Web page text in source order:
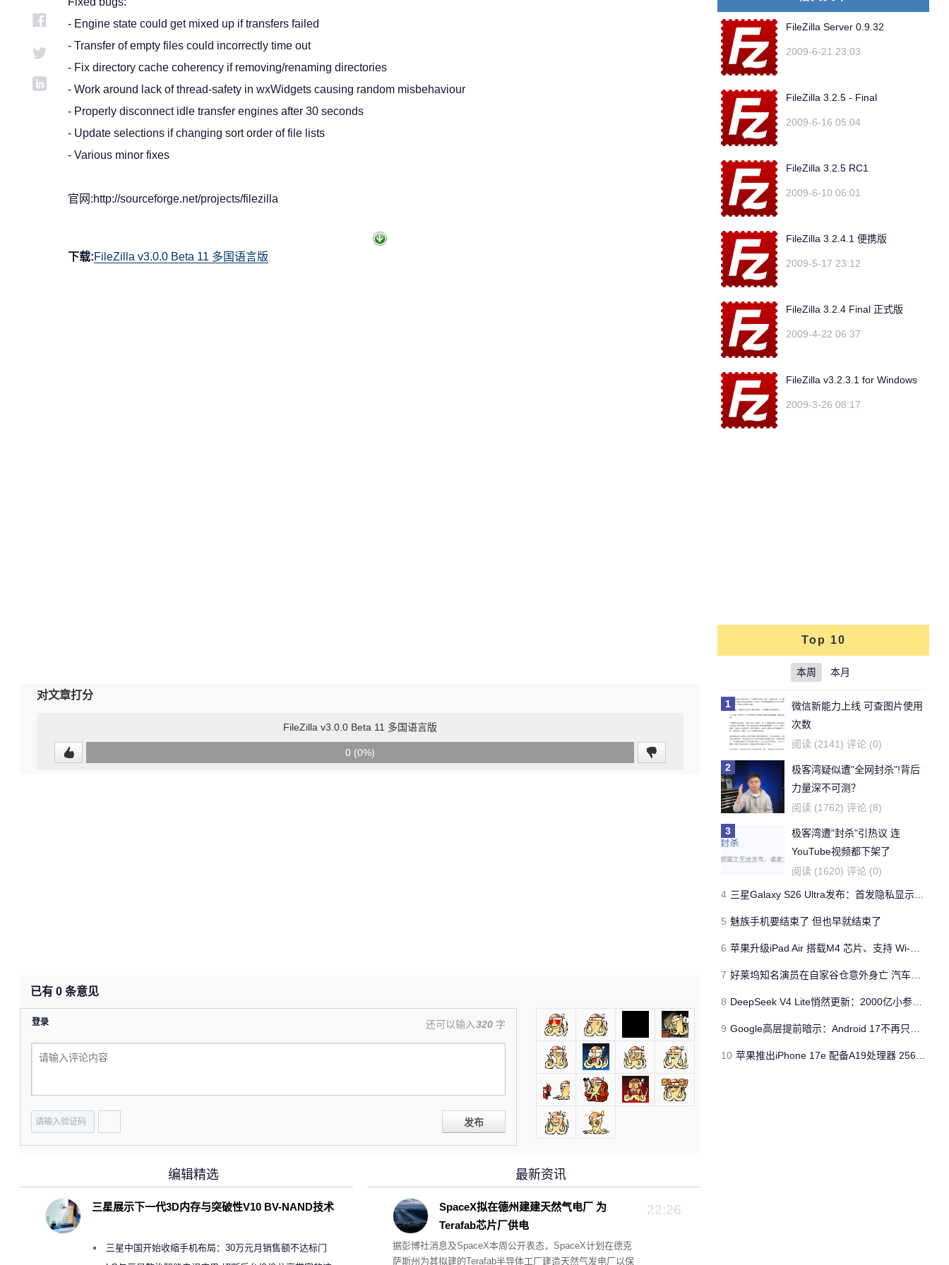
- Engine state could get mixed up if transfers failed
- Transfer of empty files could incorrectly time out
- Fix directory cache coherency if removing/renaming directories
- Work around lack of thread-safety in wxWidgets causing random misbehaviour
- Properly disconnect idle transfer engines after 30 seconds
- Update selections if changing sort order of file lists
- Various minor fixes
官网:http://sourceforge.net/projects/filezilla
下载:FileZilla v3.0.0 Beta 11 多国语言版
对文章打分
FileZilla v3.0.0 Beta 11 多国语言版
0 (0%)
已有 0 条意见
登录 还可以输入320 字
发布
最新资讯
22:26
SpaceX拟在德州建建天然气电厂 为
Terafab芯片厂供电
据彭博社消息及SpaceX本周公开表态，SpaceX计划在德克
萨斯州为其拟建的Terafab半导体工厂建造天然气发电厂以保
编辑精选
三星展示下一代3D内存与突破性V10 BV-NAND技术
三星中国开始收缩手机布局：30万元月销售额不达标门
FileZilla Server 0.9.32
2009-6-21 23:03
FileZilla 3.2.5 - Final
2009-6-16 05:04
FileZilla 3.2.5 RC1
2009-6-10 06:01
FileZilla 3.2.4.1 便携版
2009-5-17 23:12
FileZilla 3.2.4 Final 正式版
2009-4-22 06:37
FileZilla v3.2.3.1 for Windows
2009-3-26 08:17
Top 10
本周 本月
1
微信新能力上线 可查图片使用
次数
阅读 (2141) 评论 (0)
2
极客湾疑似遭"全网封杀"!背后
力量深不可测？
阅读 (1762) 评论 (8)
3
极客湾遭"封杀"引热议 连
YouTube视频都下架了
阅读 (1620) 评论 (0)
4 三星Galaxy S26 Ultra发布：首发隐私显示屏、骁龙 8 Elite Gen 5与60W闪充
5 魅族手机要结束了 但也早就结束了
6 苹果升级iPad Air 搭载M4 芯片、支持 Wi‑Fi 7 售价不变
7 好莱坞知名演员在自家谷仓意外身亡 汽车搭电时突然自燃
8 DeepSeek V4 Lite悄然更新：2000亿小参数性能逼近美国顶流
9 Google高层提前暗示：Android 17不再只是操作系统
10 苹果推出iPhone 17e 配备A19处理器 256GB容量起步 刘海屏依旧